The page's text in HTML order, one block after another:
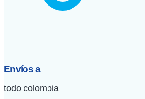
Envíos a
todo colombia